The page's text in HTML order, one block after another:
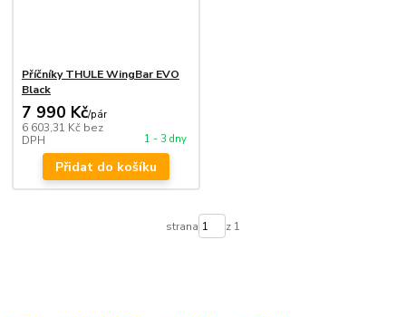
Příčníky THULE WingBar EVO
Black
7 990 Kč/pár
6 603,31 Kč bez
DPH
1 - 3 dny
Přidat do košíku
strana z 1